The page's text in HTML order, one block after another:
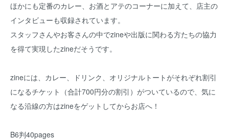
ほかにも定番のカレー、お酒とアテのコーナーに加えて、店主の
インタビューも収録されています。
スタッフさんやお客さんの中でzineや出版に関わる方たちの協力
を得て実現したzineだそうです。
zineには、カレー、ドリンク、オリジナルトートがそれぞれ割引
になるチケット（合計700円分の割引）がついているので、気に
なる沿線の方はzineをゲットしてからお店へ！
B6判40pages